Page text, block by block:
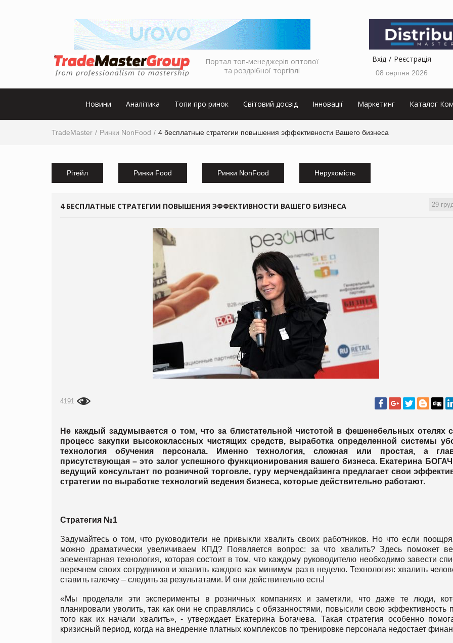
Портал топ-менеджерів оптової
та роздрібної торгівлі
Вхід Реєстрація
08 серпня 2026
Новини Аналітика Топи про ринок Світовий досвід Інновації Маркетинг Каталог
TradeMaster Ринки NonFood 4 бесплатные стратегии повышения эффективности Вашего бизнеса
Рітейл Ринки Food Ринки NonFood Нерухомість
29
4 БЕСПЛАТНЫЕ СТРАТЕГИИ ПОВЫШЕНИЯ ЭФФЕКТИВНОСТИ ВАШЕГО БИЗНЕСА
4191
Не каждый задумывается о том, что за блистательной чистотой в фешенебельных отелях
процесс закупки высококлассных чистящих средств, выработка определенной системы
технология обучения персонала. Именно технология, сложная или простая, а
присутствующая – это залог успешного функционирования вашего бизнеса. Екатерина
ведущий консультант по розничной торговле, гуру мерчендайзинга предлагает свои
стратегии по выработке технологий ведения бизнеса, которые действительно работают.
Стратегия №1
Задумайтесь о том, что руководители не привыкли хвалить своих работников. Но что если
можно драматически увеличиваем КПД? Появляется вопрос: за что хвалить? Здесь поможет
элементарная технология, которая состоит в том, что каждому руководителю необходимо завести
перечнем своих сотрудников и хвалить каждого как минимум раз в неделю. Технология: хвалить
ставить галочку – следить за результатами. И они действительно есть!
«Мы проделали эти эксперименты в розничных компаниях и заметили, что даже те люди,
планировали уволить, так как они не справлялись с обязанностями, повысили свою эффективность
того как их начали хвалить», - утверждает Екатерина Богачева. Такая стратегия особенно
кризисный период, когда на внедрение платных комплексов по тренировке персонала недостает